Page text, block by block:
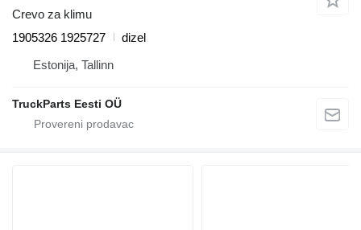
Crevo za klimu
1905326 1925727
dizel
Estonija, Tallinn
TruckParts Eesti OÜ